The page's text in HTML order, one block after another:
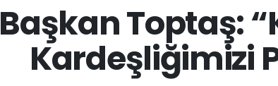
Başkan Toptaş:
Kardeşliğimizi